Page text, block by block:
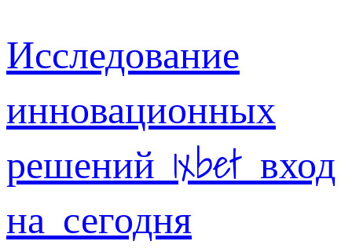
Исследование
инновационных
решений 1xbet вход
на сегодня